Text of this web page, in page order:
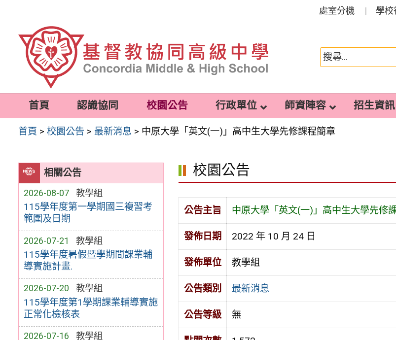
容
處室分機 學校
首頁 認識協同 校園公告 行政單位 師資陣容 招生資訊
首頁 >校園公告 > 最新消息 > 中原大學「英文(一)」高中生大學先修課程簡章
相關公告
2026-08-07 教學組
115學年度第一學期國三複習考
範圍及日期
2026-07-21 教學組
115學年度暑假暨學期間課業輔
導實施計畫.
2026-07-20 教學組
115學年度第1學期課業輔導實施
正常化檢核表
2026-07-16 教學組
校園公告
公告主旨 中原大學「英文(一)」高中生大學先修
發佈日期 2022 年 10 月 24 日
發佈單位 教學組
公告類別 最新消息
公告等級 無